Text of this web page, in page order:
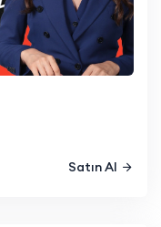
Satın Al